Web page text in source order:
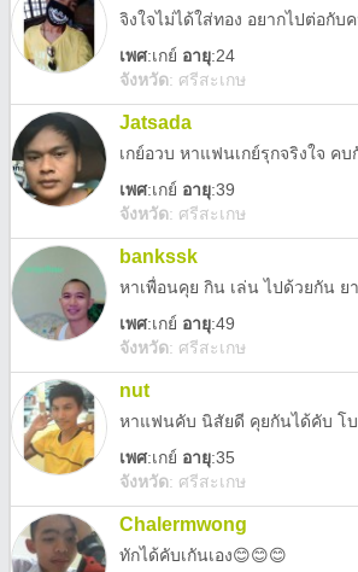
จิงใจไม่ได้ใส่ทอง อยากไปต่อกั
เพศ:เกย์ อายุ:24
จังหวัด: ศรีสะเกษ
Jatsada
เกย์อวบ หาแฟนเกย์รุกจริงใจ คบ
เพศ:เกย์ อายุ:39
จังหวัด: ศรีสะเกษ
bankssk
หาเพื่อนคุย กิน เล่น ไปด้วยกัน ย
เพศ:เกย์ อายุ:49
จังหวัด: ศรีสะเกษ
nut
หาแฟนคับ นิสัยดี คุยกันได้คับ โ
เพศ:เกย์ อายุ:35
จังหวัด: ศรีสะเกษ
Chalermwong
ทักได้คับเกันเอง😊😊😊